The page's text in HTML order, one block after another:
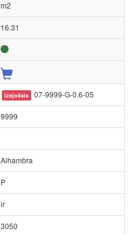
m2
16.31
izejošais 07-9999-G-0.6-05
9999
Alhambra
P
ir
3050